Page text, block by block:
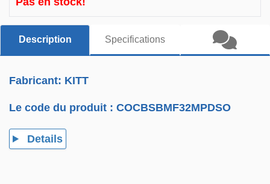
Description Specifications
Fabricant: KITT
Le code du produit :COCBSBMF32MPDSO
Details